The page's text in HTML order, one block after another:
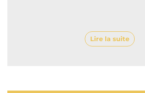
Lire la suite